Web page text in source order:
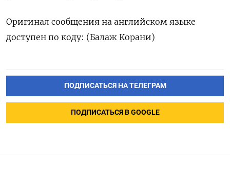
Оригинал сообщения ‌на английском языке
доступен по коду: (Балаж Корани)
ПОДПИСАТЬСЯ НА ТЕЛЕГРАМ
ПОДПИСАТЬСЯ В GOOGLE